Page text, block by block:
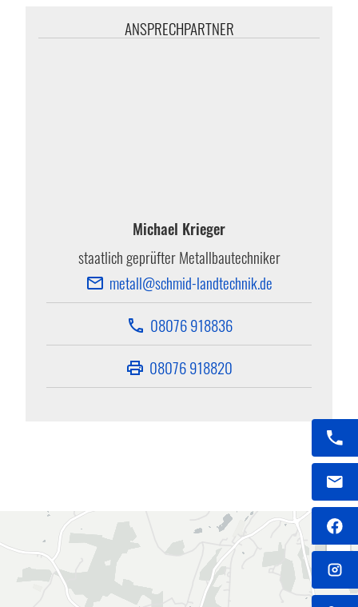
ANSPRECHPARTNER
Michael Krieger
staatlich geprüfter Metallbautechniker
email metall@schmid-landtechnik.de
phone 08076 918836
print 08076 918820